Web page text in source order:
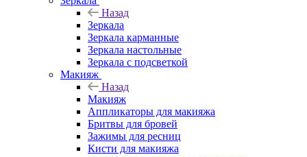
Назад
Зеркала
Зеркала карманные
Зеркала настольные
Зеркала с подсветкой
Макияж
Назад
Макияж
Аппликаторы для макияжа
Бритвы для бровей
Зажимы для ресниц
Кисти для макияжа